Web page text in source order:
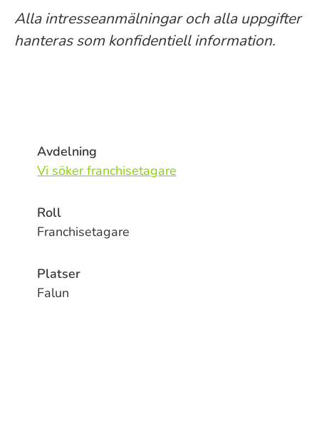
Alla intresseanmälningar och alla uppgifter
hanteras som konfidentiell information.
Avdelning
Vi söker franchisetagare
Roll
Franchisetagare
Platser
Falun